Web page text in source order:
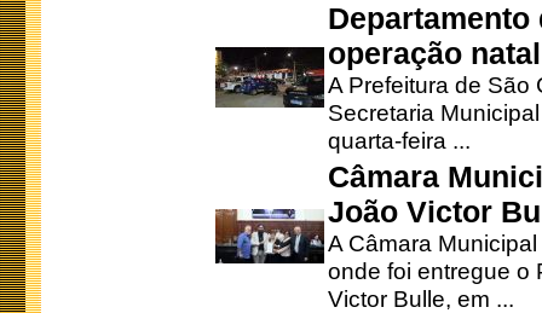
operação
A Prefeitura de São
Secretaria
quarta-feira ...
Câmara
João Victor
A Câmara
onde foi entregue o
Victor Bulle, em ...